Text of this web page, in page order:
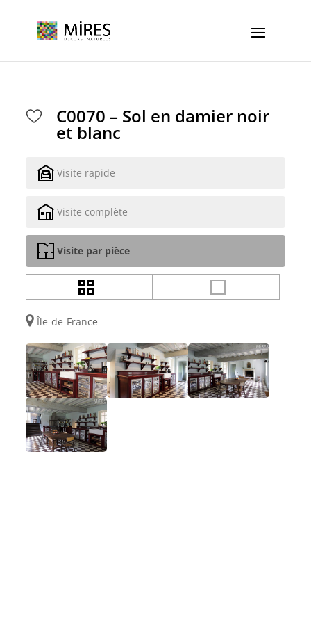
C0070 – Sol en damier noir
et blanc
Visite rapide
Visite complète
Visite par pièce
Île-de-France